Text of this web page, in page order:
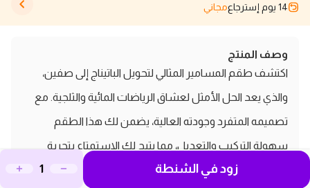
14 يوم إسترجاع مجاني
وصف المنتج
اكتشف طقم المسامير المثالي لتحويل الباتيناج إلى صفين،
والذي يعد الحل الأمثل لعشاق الرياضات المائية والثلجية. مع
تصميمه المتفرد وجودته العالية، يضمن لك هذا الطقم
سهولة التركيب والتعديل، مما يتيح لك الاستمتاع بتجربة
فريدة وممتعة على الجليد. بفضل المواد المتينة المستخدمة
زود في الشنطة